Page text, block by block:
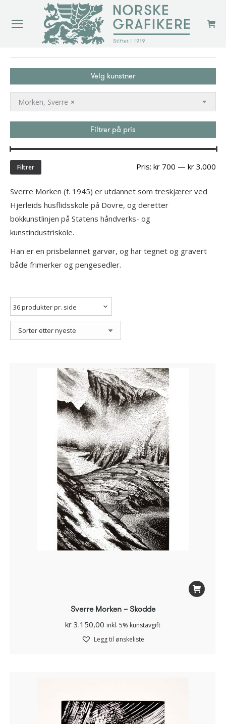
Velg kunstner
×
Morken, Sverre
Filtrer på pris
Filtrer Pris: kr 700 — kr 3.000
Sverre Morken (f. 1945) er utdannet som treskjærer ved
Hjerleids husflidsskole på Dovre, og deretter
bokkunstlinjen på Statens håndverks- og
kunstindustriskole.
Han er en prisbelønnet garvør, og har tegnet og gravert
både frimerker og pengesedler.
Sverre Morken – Skodde
kr 3.150,00 inkl. 5% kunstavgift
Legg til ønskeliste